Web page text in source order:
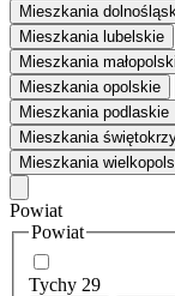
Mieszkania
Mieszkania lubelskie
Mieszkania
Mieszkania opolskie
Mieszkania podlaskie
Mieszkania
Mieszkania
Powiat
Powiat
Tychy 29